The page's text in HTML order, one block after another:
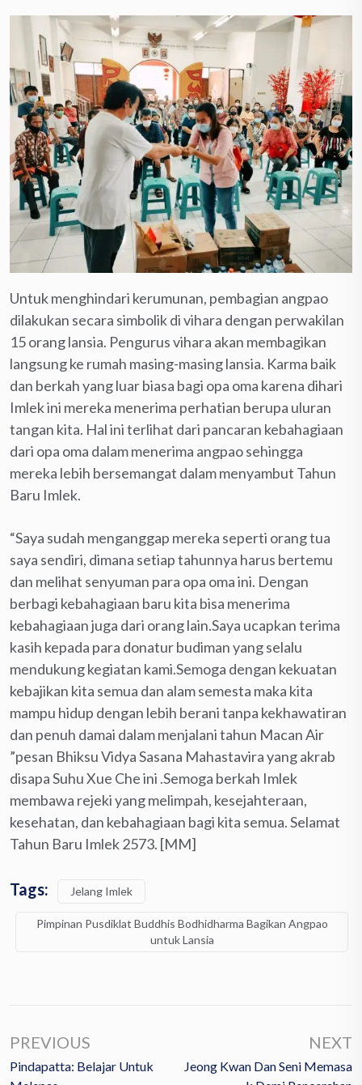
Untuk menghindari kerumunan, pembagian angpao
dilakukan secara simbolik di vihara dengan perwakilan
15 orang lansia. Pengurus vihara akan membagikan
langsung ke rumah masing-masing lansia. Karma baik
dan berkah yang luar biasa bagi opa oma karena dihari
Imlek ini mereka menerima perhatian berupa uluran
tangan kita. Hal ini terlihat dari pancaran kebahagiaan
dari opa oma dalam menerima angpao sehingga
mereka lebih bersemangat dalam menyambut Tahun
Baru Imlek.
“Saya sudah menganggap mereka seperti orang tua
saya sendiri, dimana setiap tahunnya harus bertemu
dan melihat senyuman para opa oma ini. Dengan
berbagi kebahagiaan baru kita bisa menerima
kebahagiaan juga dari orang lain.Saya ucapkan terima
kasih kepada para donatur budiman yang selalu
mendukung kegiatan kami.Semoga dengan kekuatan
kebajikan kita semua dan alam semesta maka kita
mampu hidup dengan lebih berani tanpa kekhawatiran
dan penuh damai dalam menjalani tahun Macan Air
”pesan Bhiksu Vidya Sasana Mahastavira yang akrab
disapa Suhu Xue Che ini .Semoga berkah Imlek
membawa rejeki yang melimpah, kesejahteraan,
kesehatan, dan kebahagiaan bagi kita semua. Selamat
Tahun Baru Imlek 2573. [MM]
Tags: Jelang Imlek
Pimpinan Pusdiklat Buddhis Bodhidharma Bagikan Angpao
untuk Lansia
PREVIOUS
Pindapatta: Belajar Untuk
NEXT
Jeong Kwan Dan Seni Memasa